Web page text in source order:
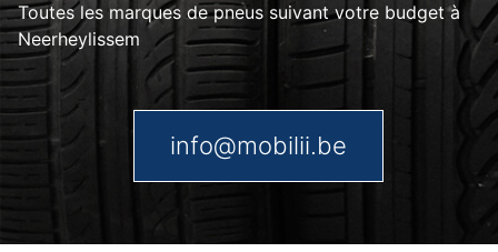
Toutes les marques de pneus suivant votre budget à
Neerheylissem
info@mobilii.be